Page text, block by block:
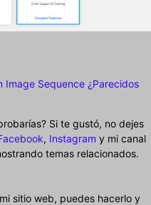
Image Sequence ¿Parecidos
Si te gustó, no dejes
, Instagram y mi canal
temas relacionados.
sitio web, puedes hacerlo y